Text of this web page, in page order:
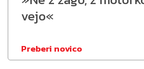
vejo«
Preberi novico